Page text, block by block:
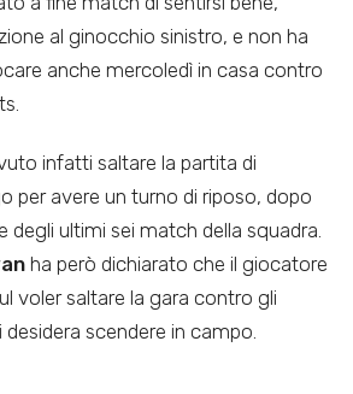
al ginocchio sinistro, e non ha
anche mercoledì in casa contro
infatti saltare la partita di
per avere un turno di riposo, dopo
degli ultimi sei match della squadra.
ha però dichiarato che il giocatore
voler saltare la gara contro gli
scendere in campo.